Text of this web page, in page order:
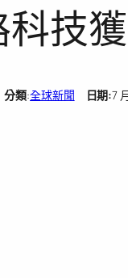
科技
分類:全球新聞 日期:7